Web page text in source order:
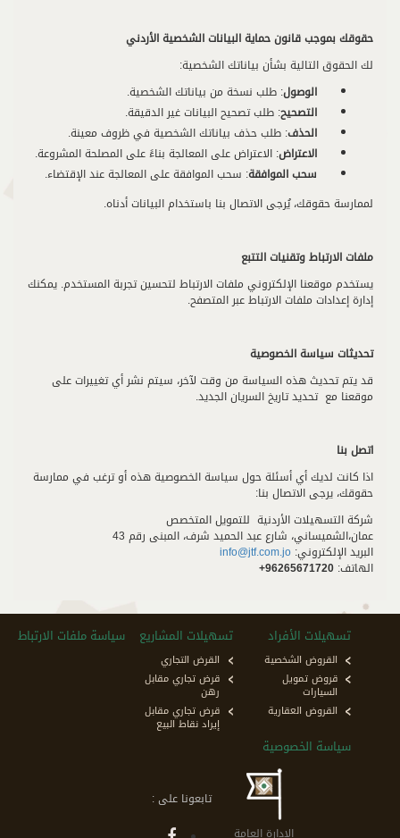
حقوقك بموجب قانون حماية البيانات الشخصية الأردني
لك الحقوق التالية بشأن بياناتك الشخصية:
الوصول: طلب نسخة من بياناتك الشخصية.
التصحيح: طلب تصحيح البيانات غير الدقيقة.
الحذف: طلب حذف بياناتك الشخصية في ظروف معينة.
الاعتراض: الاعتراض على المعالجة بناءً على المصلحة المشروعة.
سحب الموافقة: سحب الموافقة على المعالجة عند الإقتضاء.
لممارسة حقوقك، يُرجى الاتصال بنا باستخدام البيانات أدناه.
ملفات الارتباط وتقنيات التتبع
يستخدم موقعنا الإلكتروني ملفات الارتباط لتحسين تجربة المستخدم. يمكنك
إدارة إعدادات ملفات الارتباط عبر المتصفح.
تحديثات سياسة الخصوصية
قد يتم تحديث هذه السياسة من وقت لآخر، سيتم نشر أي تغييرات على
موقعنا مع تحديد تاريخ السريان الجديد.
اتصل بنا
اذا كانت لديك أي أسئلة حول سياسة الخصوصية هذه أو ترغب في ممارسة
حقوقك، يرجى الاتصال بنا:
شركة التسهيلات الأردنية للتمويل المتخصص
عمان،الشميساني، شارع عبد الحميد شرف، المبنى رقم 43
البريد الإلكتروني: info@jtf.com.jo
الهاتف: 96265671720+
تسهيلات الأفراد
القروض الشخصية
قروض تمويل
السيارات
القروض العقارية
تسهيلات المشاريع
القرض التجاري
قرض تجاري مقابل
رهن
قرض تجاري مقابل
إيراد نقاط البيع
سياسة الخصوصية
سياسة ملفات الارتباط
الإدارة العامة
تابعونا على :